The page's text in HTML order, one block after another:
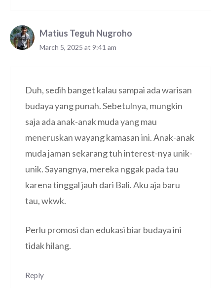
Matius Teguh Nugroho
March 5, 2025 at 9:41 am
Duh, sedih banget kalau sampai ada warisan
budaya yang punah. Sebetulnya, mungkin
saja ada anak-anak muda yang mau
meneruskan wayang kamasan ini. Anak-anak
muda jaman sekarang tuh interest-nya unik-
unik. Sayangnya, mereka nggak pada tau
karena tinggal jauh dari Bali. Aku aja baru
tau, wkwk.
Perlu promosi dan edukasi biar budaya ini
tidak hilang.
Reply